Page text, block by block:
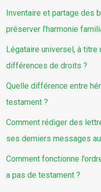
Inventaire et partage des
préserver l’harmonie
Légataire universel, à
différences de droits ?
Quelle différence entre
testament ?
Comment rédiger des
ses derniers messages
Comment fonctionne
a pas de testament ?